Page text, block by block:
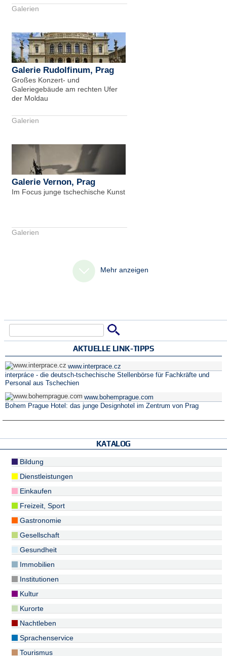
Galerien
Galerie Rudolfinum, Prag
Großes Konzert- und
Galeriegebäude am rechten Ufer
der Moldau
Galerien
Galerie Vernon, Prag
Im Focus junge tschechische Kunst
Galerien
Mehr anzeigen
Suchformular
AKTUELLE LINK-TIPPS
www.interprace.cz
interpráce - die deutsch-tschechische Stellenbörse für Fachkräfte und
Personal aus Tschechien
www.bohemprague.com
Bohem Prague Hotel: das junge Designhotel im Zentrum von Prag
KATALOG
Bildung
Dienstleistungen
Einkaufen
Freizeit, Sport
Gastronomie
Gesellschaft
Gesundheit
Immobilien
Institutionen
Kultur
Kurorte
Nachtleben
Sprachenservice
Tourismus